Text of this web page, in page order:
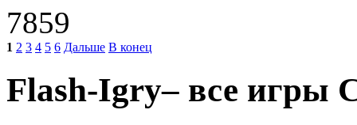
7859
1 2 3 4 5 6 Дальше В конец
Flash-Igry– все игры